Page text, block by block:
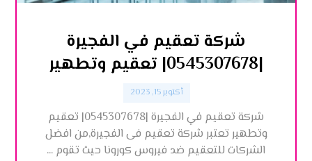
شركة تعقيم في الفجيرة
|0545307678| تعقيم وتطهير
أكتوبر 15, 2023
شركة تعقيم في الفجيرة |0545307678| تعقيم
وتطهير تعتبر شركة تعقيم فى الفجيرة,من افضل
الشركات للتعقيم ضد فيروس كورونا حيث تقوم ...